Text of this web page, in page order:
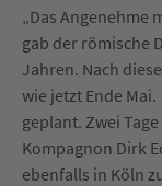
„Das Angenehme
gab der römische
Jahren. Nach
wie jetzt Ende
geplant. Zwei
Kompagnon Dirk
ebenfalls in Köln